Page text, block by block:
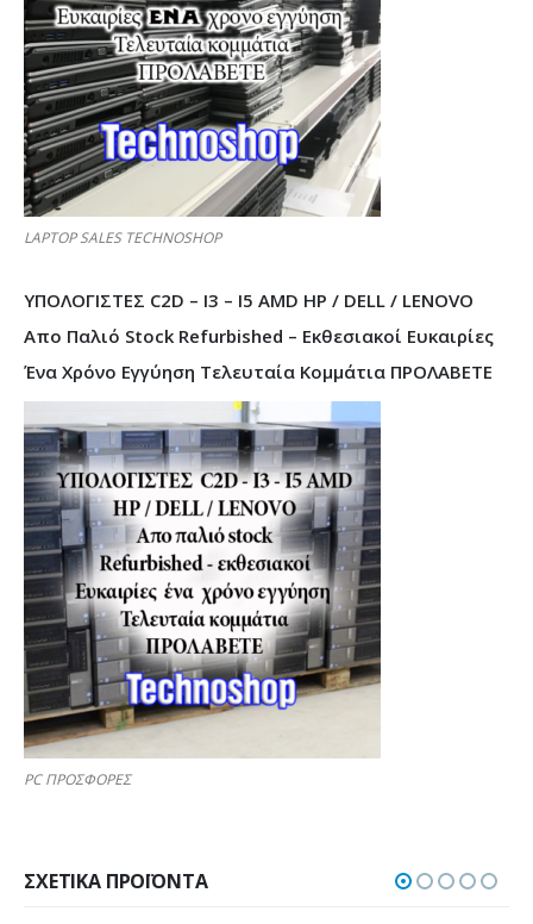
LAPTOP SALES TECHNOSHOP
ΥΠΟΛΟΓΙΣΤΕΣ C2D – I3 – I5 AMD HP / DELL / LENOVO
Απο Παλιό Stock Refurbished – Εκθεσιακοί Ευκαιρίες
Ένα Χρόνο Εγγύηση Τελευταία Κομμάτια ΠΡΟΛΑΒΕΤΕ
PC ΠΡΟΣΦΟΡΕΣ
ΣΧΕΤΙΚΆ ΠΡΟΪΌΝΤΑ